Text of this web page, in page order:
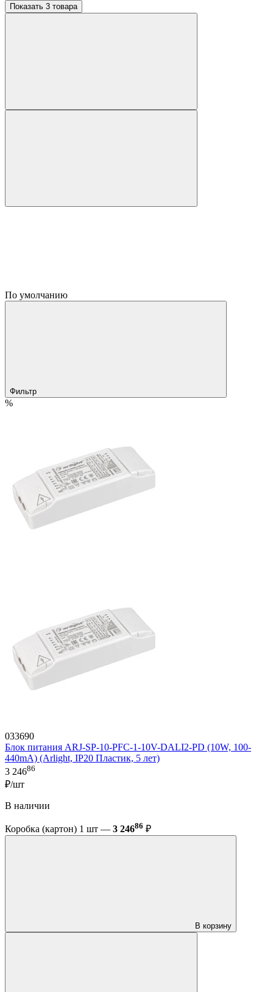
Показать 3 товара
По умолчанию
Фильтр
%
033690
Блок питания ARJ-SP-10-PFC-1-10V-DALI2-PD (10W, 100-
440mA) (Arlight, IP20 Пластик, 5 лет)
3 24686
₽/шт
В наличии
Коробка (картон) 1 шт — 3 24686 ₽
В корзину